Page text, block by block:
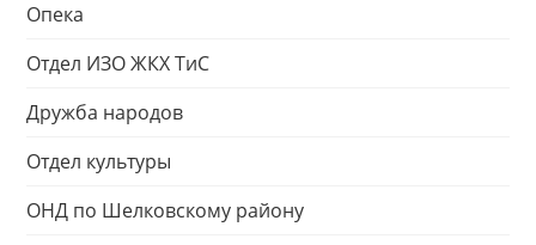
Опека
Отдел ИЗО ЖКХ ТиС
Дружба народов
Отдел культуры
ОНД по Шелковскому району